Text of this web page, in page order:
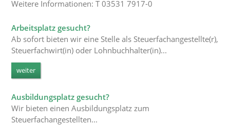
Weitere Informationen: T 03531 7917-0
Arbeitsplatz gesucht?
Ab sofort bieten wir eine Stelle als Steuerfachangestellte(r),
Steuerfachwirt(in) oder Lohnbuchhalter(in)...
weiter
Ausbildungsplatz gesucht?
Wir bieten einen Ausbildungsplatz zum
Steuerfachangestellten...